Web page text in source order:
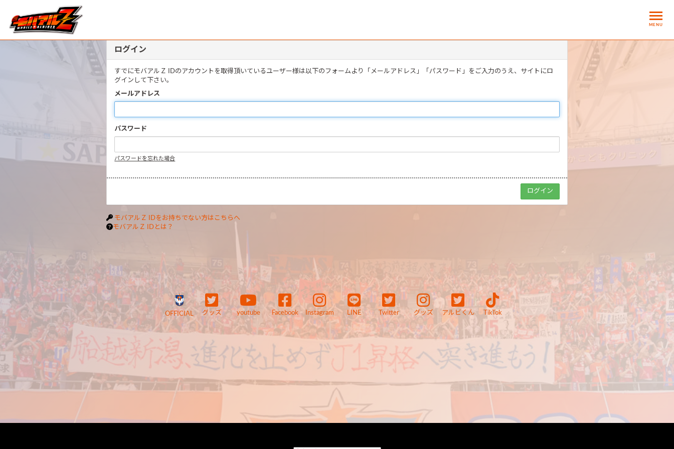
MENU
ログイン
すでにモバアルＺ IDのアカウントを取得頂いているユーザー様は以下のフォームより「メールアドレス」「パスワード」をご入力のうえ、サイトにロ
グインして下さい。
メールアドレス
パスワード
パスワードを忘れた場合
モバアルＺ IDをお持ちでない方はこちらへ
モバアルＺ IDとは？
OFFICIAL グッズ youtube Facebook Instagram LINE Twitter グッズ アルビくん TikTok